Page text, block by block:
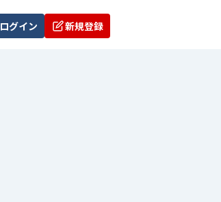
ログイン 新規登録